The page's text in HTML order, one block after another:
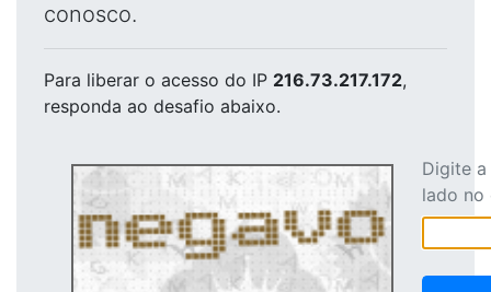
conosco.
Para liberar o acesso do IP 216.73.217.172,
responda ao desafio abaixo.
Digite
lado no